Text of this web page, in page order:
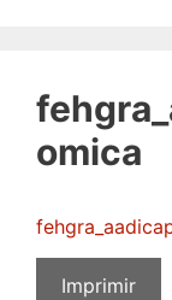
omica
Imprimir